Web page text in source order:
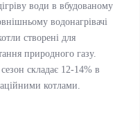
води в вбудованому
водонагрівачі
створені для
природного газу.
складає 12-14% в
котлами.